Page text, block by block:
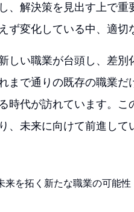
し、解決策を見出す上で
えず変化している中、適切
しい職業が台頭し、差別
まで通りの既存の職業だ
る時代が訪れています。
り、未来に向けて前進して